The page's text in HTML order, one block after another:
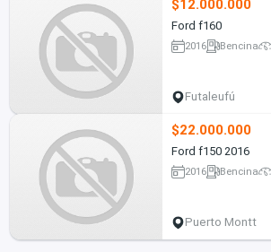
$12.000.000
Ford f160
2016 Bencina
Futaleufú
$22.000.000
Ford f150 2016
2016 Bencina
Puerto Montt